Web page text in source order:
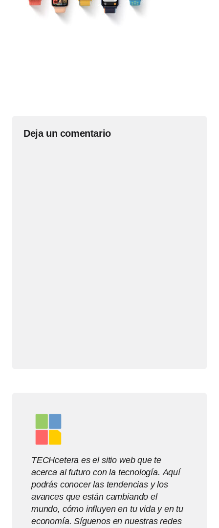
Deja un comentario
TECHcetera es el sitio web que te
acerca al futuro con la tecnología. Aquí
podrás conocer las tendencias y los
avances que están cambiando el
mundo, cómo influyen en tu vida y en tu
economía. Síguenos en nuestras redes